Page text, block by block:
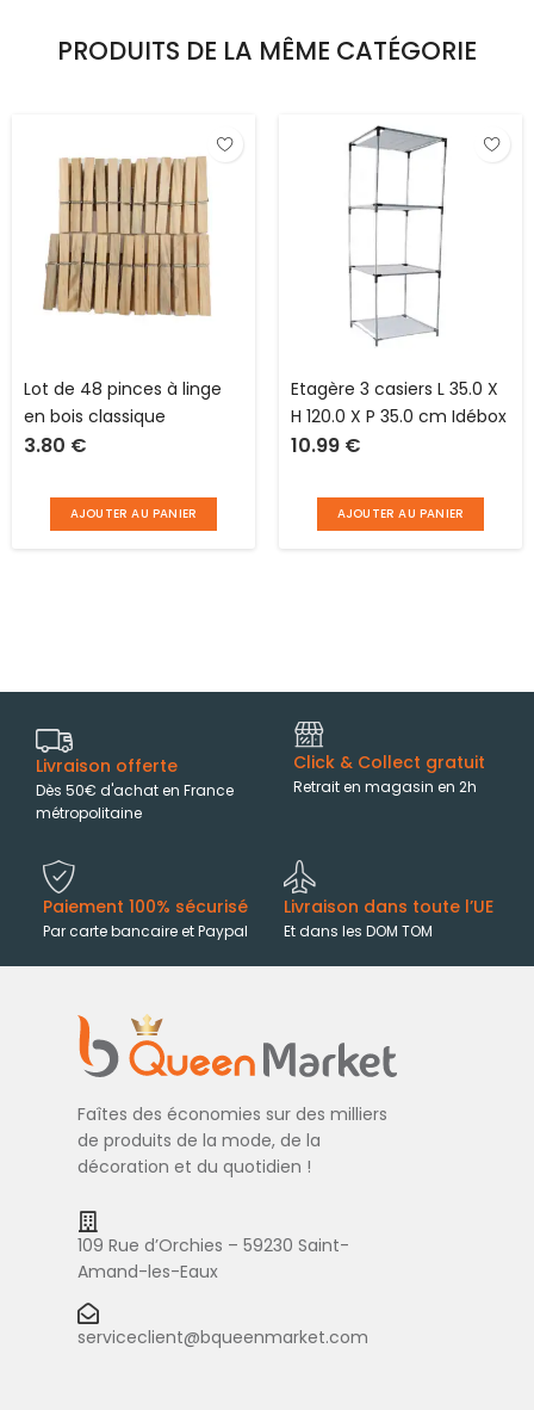
PRODUITS DE LA MÊME CATÉGORIE
Lot de 48 pinces à linge
en bois classique
3.80 €
AJOUTER AU PANIER
Etagère 3 casiers L 35.0 X
H 120.0 X P 35.0 cm Idébox
10.99 €
AJOUTER AU PANIER
Livraison offerte
Dès 50€ d'achat en France
métropolitaine
Click & Collect gratuit
Retrait en magasin en 2h
Paiement 100% sécurisé
Par carte bancaire et Paypal
Livraison dans toute l’UE
Et dans les DOM TOM
Faîtes des économies sur des milliers
de produits de la mode, de la
décoration et du quotidien !
109 Rue d’Orchies – 59230 Saint-
Amand-les-Eaux
serviceclient@bqueenmarket.com